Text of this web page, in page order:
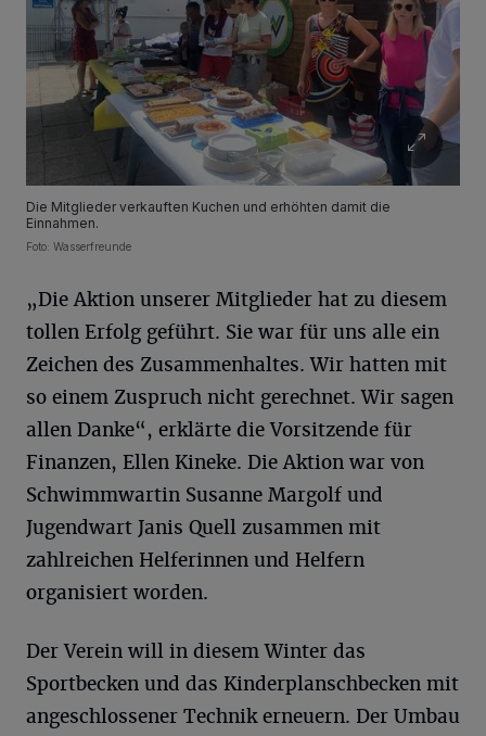
Die Mitglieder verkauften Kuchen und erhöhten damit die
Einnahmen.
Foto: Wasserfreunde
„Die Aktion unserer Mitglieder hat zu diesem
tollen Erfolg geführt. Sie war für uns alle ein
Zeichen des Zusammenhaltes. Wir hatten mit
so einem Zuspruch nicht gerechnet. Wir sagen
allen Danke“, erklärte die Vorsitzende für
Finanzen, Ellen Kineke. Die Aktion war von
Schwimmwartin Susanne Margolf und
Jugendwart Janis Quell zusammen mit
zahlreichen Helferinnen und Helfern
organisiert worden.
Der Verein will in diesem Winter das
Sportbecken und das Kinderplanschbecken mit
angeschlossener Technik erneuern. Der Umbau